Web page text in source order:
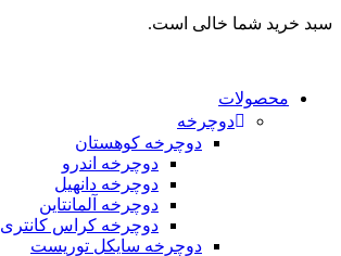
سبد خرید شما خالی است.
محصولات
دوچرخه
دوچرخه کوهستان
دوچرخه اندرو
دوچرخه دانهیل
دوچرخه آلمانتاین
دوچرخه کراس کانتری
دوچرخه سایکل توریست